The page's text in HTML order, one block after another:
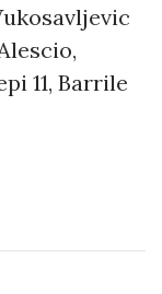
11, Barrile